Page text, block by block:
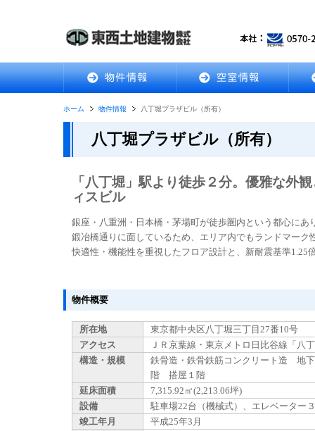
ホーム 物件情報 八丁堀プラザビル（所有）
八丁堀プラザビル（所有）
「八丁堀」駅より徒歩２分。優雅な外
ィスビル
銀座・八重洲・日本橋・茅場町が徒歩圏内という都心に
鍛冶橋通りに面しているため、エリア内でもランドマー
快適性・機能性を重視したフロア設計と、新耐震基準1.25
物件概要
所在地
東京都中央区八丁堀三丁目27番10号
アクセス
ＪＲ京葉線・東京メトロ日比谷線「八
構造・規模
鉄骨造・鉄骨鉄筋コンクリート造 地
階 搭屋１階
延床面積
7,315.92㎡(2,213.06坪)
設備
駐車場22台（機械式）、エレベーター
竣工年月
平成25年3月